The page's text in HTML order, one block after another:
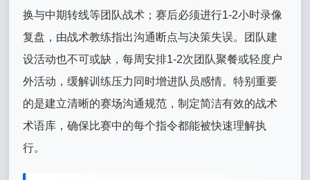
换与中期转线等团队战术；赛后必须进行1-2小时录像
复盘，由战术教练指出沟通断点与决策失误。团队建
设活动也不可或缺，每周安排1-2次团队聚餐或轻度户
外活动，缓解训练压力同时增进队员感情。特别重要
的是建立清晰的赛场沟通规范，制定简洁有效的战术
术语库，确保比赛中的每个指令都能被快速理解执
行。